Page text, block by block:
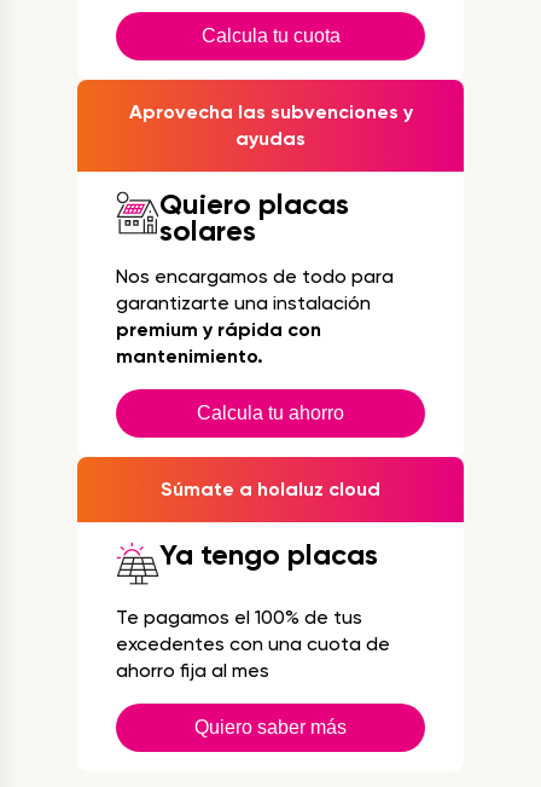
Calcula tu cuota
Aprovecha las subvenciones y
ayudas
Quiero placas
solares
Nos encargamos de todo para
garantizarte una instalación
premium y rápida con
mantenimiento.
Calcula tu ahorro
Súmate a holaluz cloud
Ya tengo placas
Te pagamos el 100% de tus
excedentes con una cuota de
ahorro fija al mes
Quiero saber más